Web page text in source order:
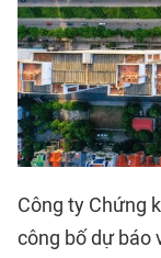
Công ty Chứng
công bố dự báo